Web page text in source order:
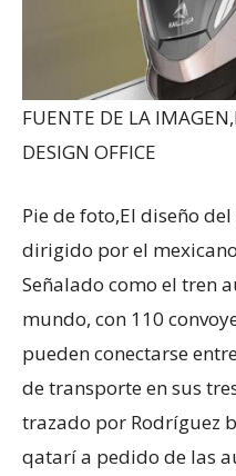
FUENTE DE LA IMAGEN,
DESIGN OFFICE
Pie de foto,El diseño
dirigido por el
Señalado como el tren
mundo, con 110
pueden conectarse
de transporte en sus
trazado por Rodríguez
qatarí a pedido de las